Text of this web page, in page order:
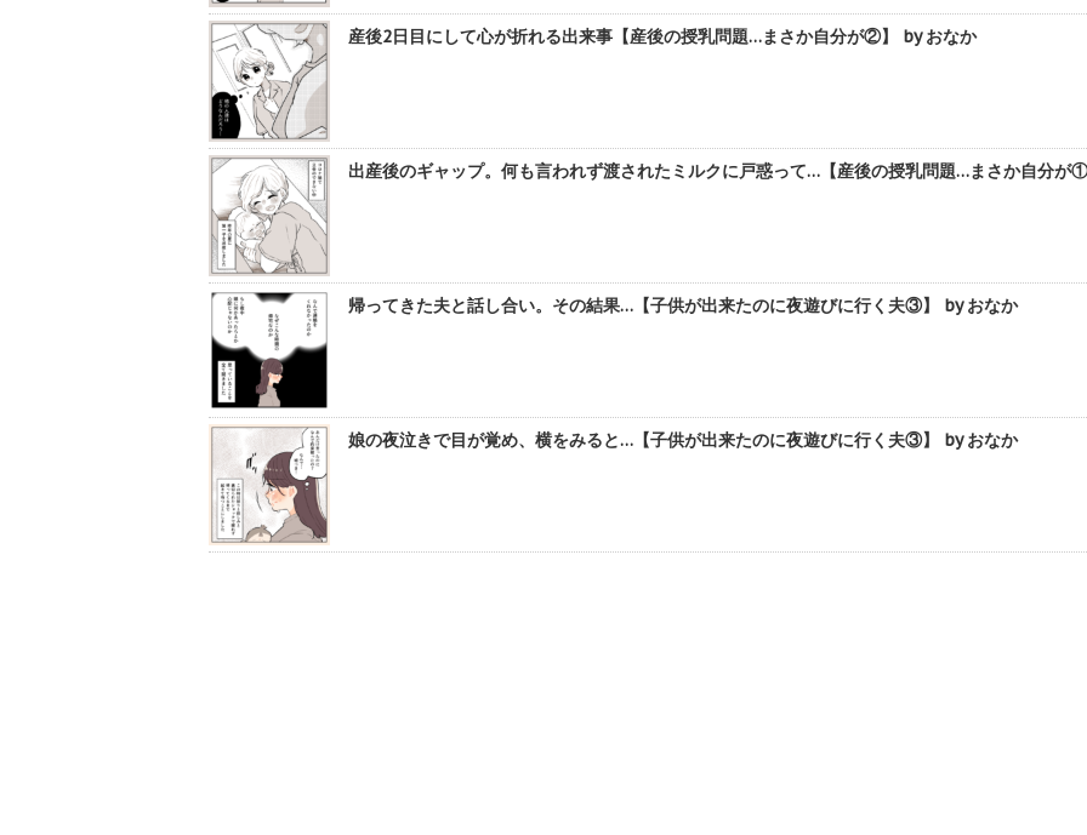
産後2日目にして心が折れる出来事【産後の授乳問題…まさか自分が②】 by おなか
出産後のギャップ。何も言われず渡されたミルクに戸惑って…【産後の授乳問題…まさか自分が
帰ってきた夫と話し合い。その結果…【子供が出来たのに夜遊びに行く夫③】 by おなか
娘の夜泣きで目が覚め、横をみると…【子供が出来たのに夜遊びに行く夫③】 by おなか